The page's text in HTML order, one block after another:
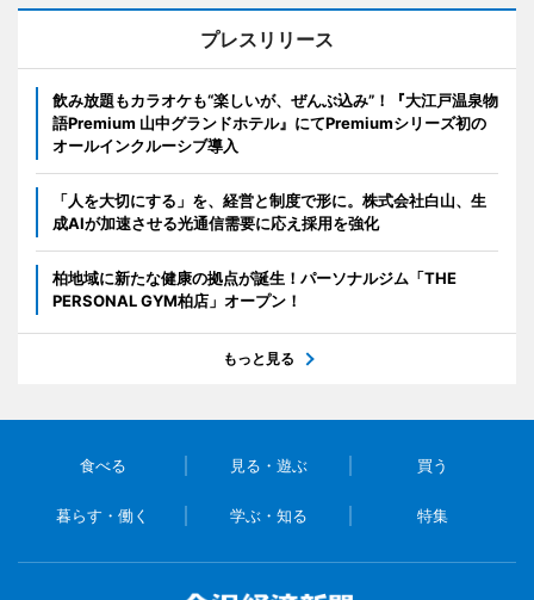
プレスリリース
飲み放題もカラオケも“楽しいが、ぜんぶ込み”！『大江戸温泉物
語Premium 山中グランドホテル』にてPremiumシリーズ初の
オールインクルーシブ導入
「人を大切にする」を、経営と制度で形に。株式会社白山、生
成AIが加速させる光通信需要に応え採用を強化
柏地域に新たな健康の拠点が誕生！パーソナルジム「THE
PERSONAL GYM柏店」オープン！
もっと見る
食べる 見る・遊ぶ 買う
暮らす・働く 学ぶ・知る 特集